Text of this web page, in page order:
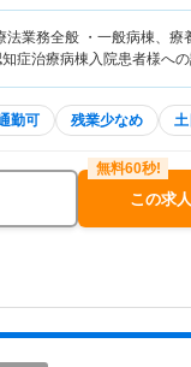
法業務全般 ・一般病棟、療
知症治療病棟入院患者様へ
勤可 残業少なめ
この求